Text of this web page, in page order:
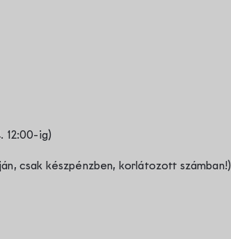
12:00-ig)
csak készpénzben, korlátozott számban!)